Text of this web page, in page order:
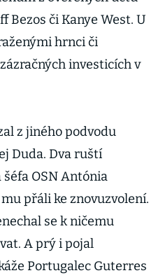
Bezos či Kanye West. U
hrnci či
investicích v
z jiného podvodu
Duda. Dva ruští
OSN Antónia
přáli ke znovuzvolení.
se k ničemu
A prý i pojal
Portugalec Guterres